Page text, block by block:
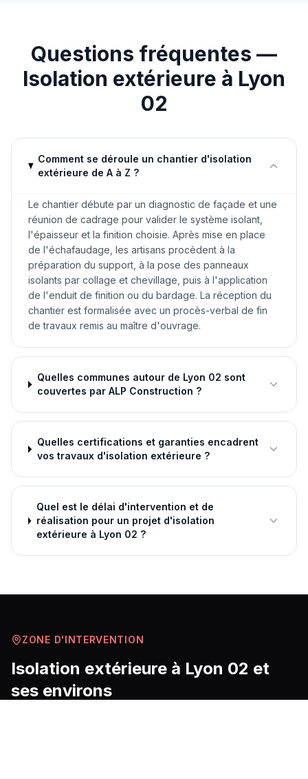
Questions fréquentes —
Isolation extérieure à Lyon
02
Comment se déroule un chantier d'isolation
extérieure de A à Z ?
Le chantier débute par un diagnostic de façade et une
réunion de cadrage pour valider le système isolant,
l'épaisseur et la finition choisie. Après mise en place
de l'échafaudage, les artisans procèdent à la
préparation du support, à la pose des panneaux
isolants par collage et chevillage, puis à l'application
de l'enduit de finition ou du bardage. La réception du
chantier est formalisée avec un procès-verbal de fin
de travaux remis au maître d'ouvrage.
Quelles communes autour de Lyon 02 sont
couvertes par ALP Construction ?
Quelles certifications et garanties encadrent
vos travaux d'isolation extérieure ?
Quel est le délai d'intervention et de
réalisation pour un projet d'isolation
extérieure à Lyon 02 ?
ZONE D'INTERVENTION
Isolation extérieure à Lyon 02 et
ses environs